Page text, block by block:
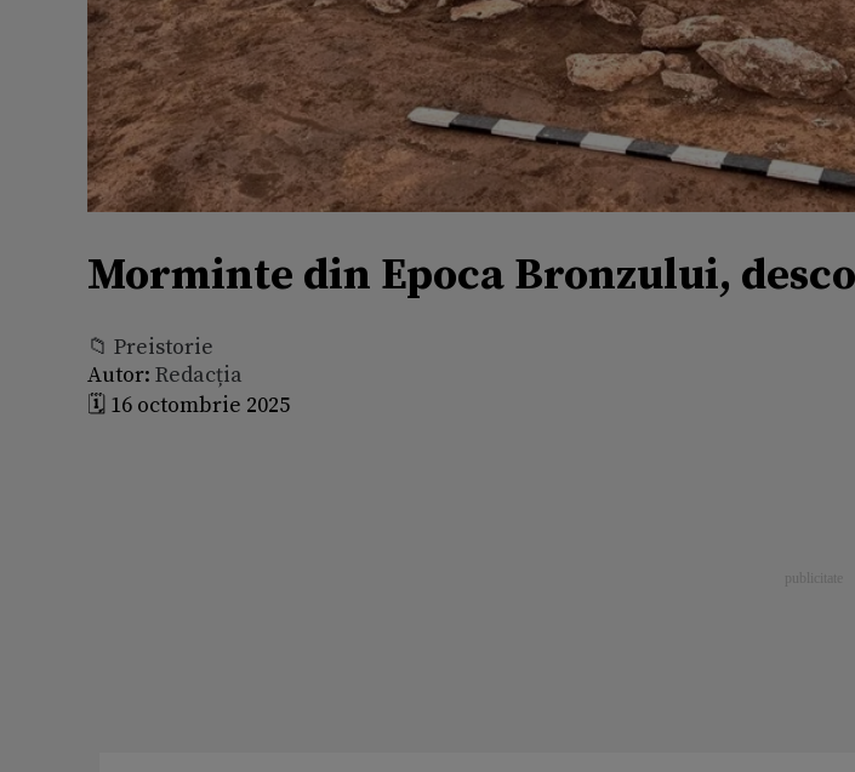
Morminte din Epoca Bronzului,
📁 Preistorie
Autor: Redacția
🗓️ 16 octombrie 2025